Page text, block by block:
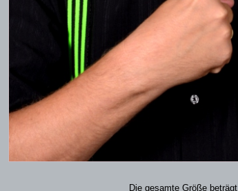
Die gesamte Größe beträgt